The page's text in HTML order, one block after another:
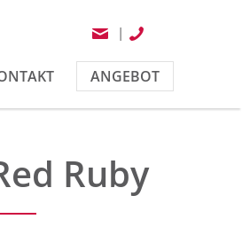
|
ANGEBOT
Ruby